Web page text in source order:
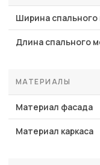
Ширина
Длина спального
МАТЕРИАЛЫ
Материал фасада
Материал каркаса